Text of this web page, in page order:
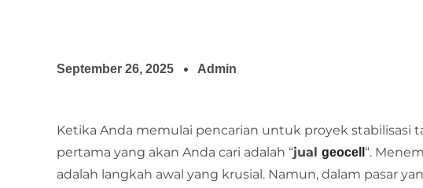
September 26, 2025 Admin
Ketika Anda memulai pencarian untuk proyek stabilisasi
pertama yang akan Anda cari adalah “jual geocell “.
adalah langkah awal yang krusial. Namun, dalam pasar